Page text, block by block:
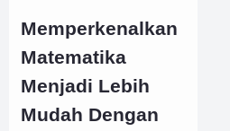
Memperkenalkan
Matematika
Menjadi Lebih
Mudah Dengan